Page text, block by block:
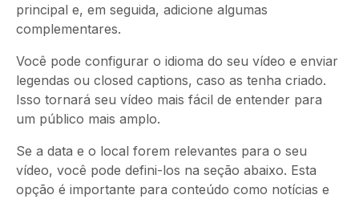
principal e, em seguida, adicione algumas
complementares.
Você pode configurar o idioma do seu vídeo e enviar
legendas ou closed captions, caso as tenha criado.
Isso tornará seu vídeo mais fácil de entender para
um público mais amplo.
Se a data e o local forem relevantes para o seu
vídeo, você pode defini-los na seção abaixo. Esta
opção é importante para conteúdo como notícias e